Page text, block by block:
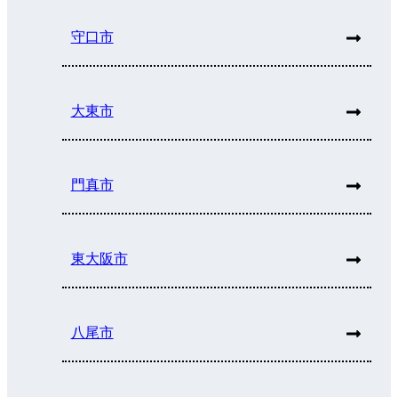
守口市
大東市
門真市
東大阪市
八尾市